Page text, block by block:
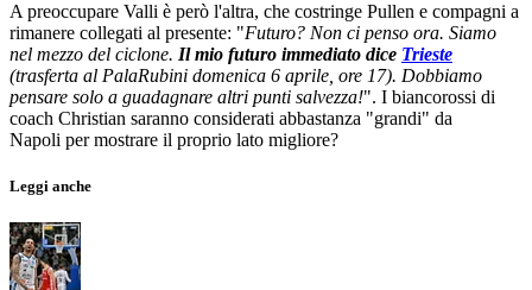
A preoccupare Valli è però l'altra, che costringe Pullen e compagni a
rimanere collegati al presente: "Futuro? Non ci penso ora. Siamo
nel mezzo del ciclone. Il mio futuro immediato dice Trieste
(trasferta al PalaRubini domenica 6 aprile, ore 17). Dobbiamo
pensare solo a guadagnare altri punti salvezza!". I biancorossi di
coach Christian saranno considerati abbastanza "grandi" da
Napoli per mostrare il proprio lato migliore?
Leggi anche